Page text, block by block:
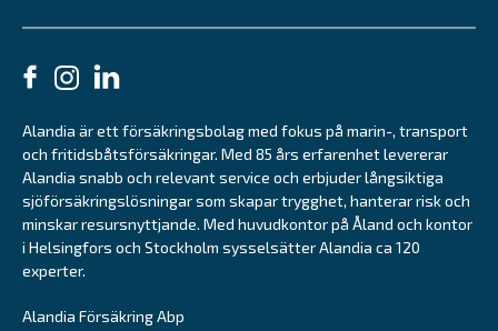
Alandia är ett försäkringsbolag med fokus på marin-, transport
och fritidsbåtsförsäkringar. Med 85 års erfarenhet levererar
Alandia snabb och relevant service och erbjuder långsiktiga
sjöförsäkringslösningar som skapar trygghet, hanterar risk och
minskar resursnyttjande. Med huvudkontor på Åland och kontor
i Helsingfors och Stockholm sysselsätter Alandia ca 120
experter.
Alandia Försäkring Abp